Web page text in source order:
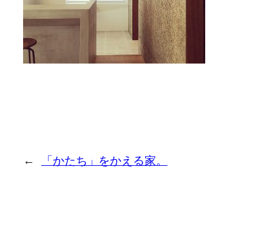
← 「かたち」をかえる家。